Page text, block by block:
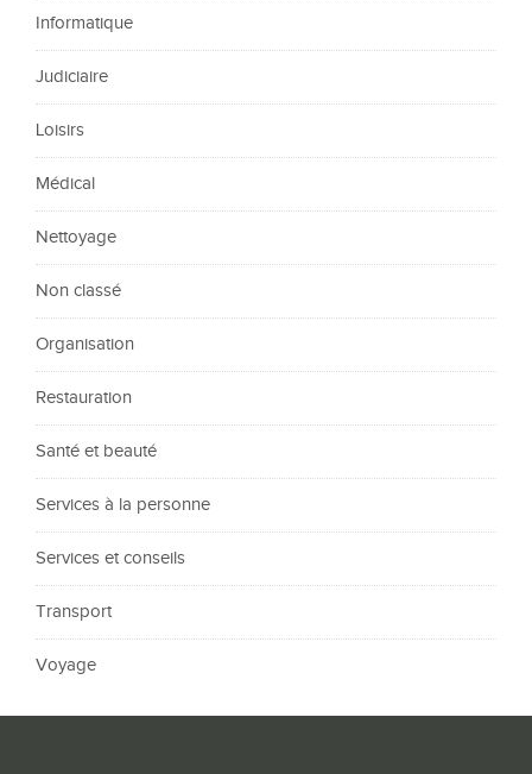
Informatique
Judiciaire
Loisirs
Médical
Nettoyage
Non classé
Organisation
Restauration
Santé et beauté
Services à la personne
Services et conseils
Transport
Voyage